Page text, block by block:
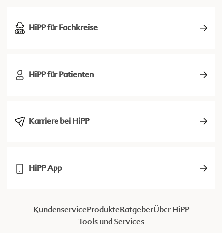
HiPP für Fachkreise
HiPP für Patienten
Karriere bei HiPP
HiPP App
KundenserviceProdukteRatgeberÜber HiPP
Tools und Services